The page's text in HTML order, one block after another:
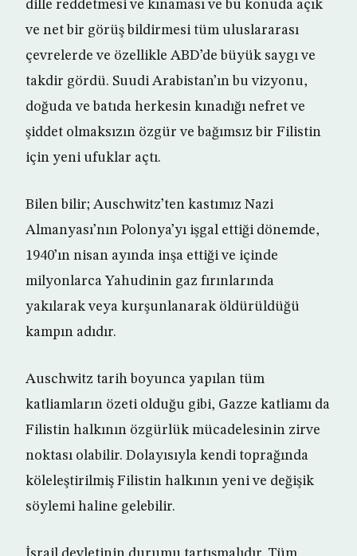
dille reddetmesi ve kınaması ve bu konuda açık
ve net bir görüş bildirmesi tüm uluslararası
çevrelerde ve özellikle ABD’de büyük saygı ve
takdir gördü. Suudi Arabistan’ın bu vizyonu,
doğuda ve batıda herkesin kınadığı nefret ve
şiddet olmaksızın özgür ve bağımsız bir Filistin
için yeni ufuklar açtı.
Bilen bilir; Auschwitz’ten kastımız Nazi
Almanyası’nın Polonya’yı işgal ettiği dönemde,
1940’ın nisan ayında inşa ettiği ve içinde
milyonlarca Yahudinin gaz fırınlarında
yakılarak veya kurşunlanarak öldürüldüğü
kampın adıdır.
Auschwitz tarih boyunca yapılan tüm
katliamların özeti olduğu gibi, Gazze katliamı da
Filistin halkının özgürlük mücadelesinin zirve
noktası olabilir. Dolayısıyla kendi toprağında
köleleştirilmiş Filistin halkının yeni ve değişik
söylemi haline gelebilir.